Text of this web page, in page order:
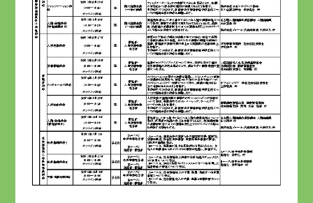
2025.04.19
介護資格取得費が無料、研修中も給
与がもらえる求人｜東京都・訪問介
護採用応援事業
2025.12.10
訪問介護職員（正社員・東大和）募